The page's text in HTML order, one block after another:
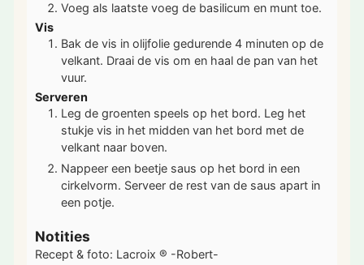
Voeg als laatste voeg de basilicum en munt toe.
Vis
Bak de vis in olijfolie gedurende 4 minuten op de
velkant. Draai de vis om en haal de pan van het
vuur.
Serveren
Leg de groenten speels op het bord. Leg het
stukje vis in het midden van het bord met de
velkant naar boven.
Nappeer een beetje saus op het bord in een
cirkelvorm. Serveer de rest van de saus apart in
een potje.
Notities
Recept & foto: Lacroix ® -Robert-